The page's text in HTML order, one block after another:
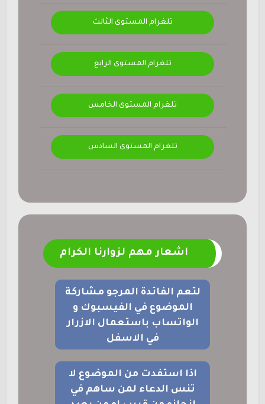
تلغرام المستوى الثالث
تلغرام المستوى الرابع
تلغرام المستوى الخامس
تلغرام المستوى السادس
اشعار مهم لزوارنا الكرام
لتعم الفائدة المرجو مشاركة
الموضوع في الفيسبوك و
الواتساب باستعمال الازرار
في الاسفل
اذا استفدت من الموضوع لا
تنس الدعاء لمن ساهم في